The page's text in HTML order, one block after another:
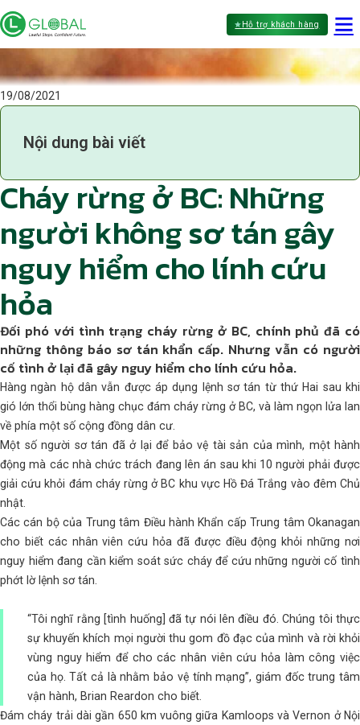
Hỗ trợ khách hàng
19/08/2021
Nội dung bài viết
Cháy rừng ở BC: Những
người không sơ tán gây
nguy hiểm cho lính cứu
hỏa
Đối phó với tình trạng cháy rừng ở BC, chính phủ đã có
những thông báo sơ tán khẩn cấp. Nhưng vẫn có người
cố tình ở lại đã gây nguy hiểm cho lính cứu hỏa.
Hàng ngàn hộ dân vẫn được áp dụng lệnh sơ tán từ thứ Hai sau khi
gió lớn thổi bùng hàng chục đám cháy rừng ở BC, và làm ngọn lửa lan
về phía một số cộng đồng dân cư.
Một số người sơ tán đã ở lại để bảo vệ tài sản của mình, một hành
động mà các nhà chức trách đang lên án sau khi 10 người phải được
giải cứu khỏi đám cháy rừng ở BC khu vực Hồ Đá Trắng vào đêm Chủ
nhật.
Các cán bộ của Trung tâm Điều hành Khẩn cấp Trung tâm Okanagan
cho biết các nhân viên cứu hỏa đã được điều động khỏi những nơi
nguy hiểm đang cần kiểm soát sức cháy để cứu những người cố tình
phớt lờ lệnh sơ tán.
“Tôi nghĩ rằng [tình huống] đã tự nói lên điều đó. Chúng tôi thực
sự khuyến khích mọi người thu gom đồ đạc của mình và rời khỏi
vùng nguy hiểm để cho các nhân viên cứu hỏa làm công việc
của họ. Tất cả là nhằm bảo vệ tính mạng”, giám đốc trung tâm
vận hành, Brian Reardon cho biết.
Đám cháy trải dài gần 650 km vuông giữa Kamloops và Vernon ở Nội